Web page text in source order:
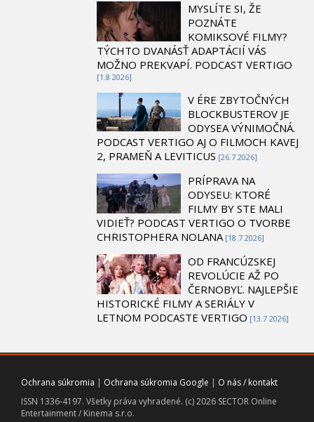
MYSLÍTE SI, ŽE
POZNÁTE
KOMIKSOVÉ FILMY?
TÝCHTO DVANÁSŤ ADAPTÁCIÍ VÁS
MOŽNO PREKVAPÍ. PODCAST VERTIGO
[1.8 2026]
V ÉRE ZBYTOČNÝCH
BLOCKBUSTEROV JE
ODYSEA VÝNIMOČNÁ.
PODCAST VERTIGO AJ O FILMOCH KAVEJ
2, PRAMEŇ A LEVITICUS [26.7 2026]
PRÍPRAVA NA
ODYSEU: KTORÉ
FILMY BY STE MALI
VIDIEŤ? PODCAST VERTIGO O TVORBE
CHRISTOPHERA NOLANA [18.7 2026]
OD FRANCÚZSKEJ
REVOLÚCIE AŽ PO
ČERNOBYĽ. NAJLEPŠIE
HISTORICKÉ FILMY A SERIÁLY V
LETNOM PODCASTE VERTIGO [13.7 2026]
Ochrana súkromia | Ochrana súkromia Google | O nás / kontakt
ISSN 1336-4197. Všetky práva vyhradené. (c) 2026 SECTOR Online
Entertainment / Kinema s.r.o.